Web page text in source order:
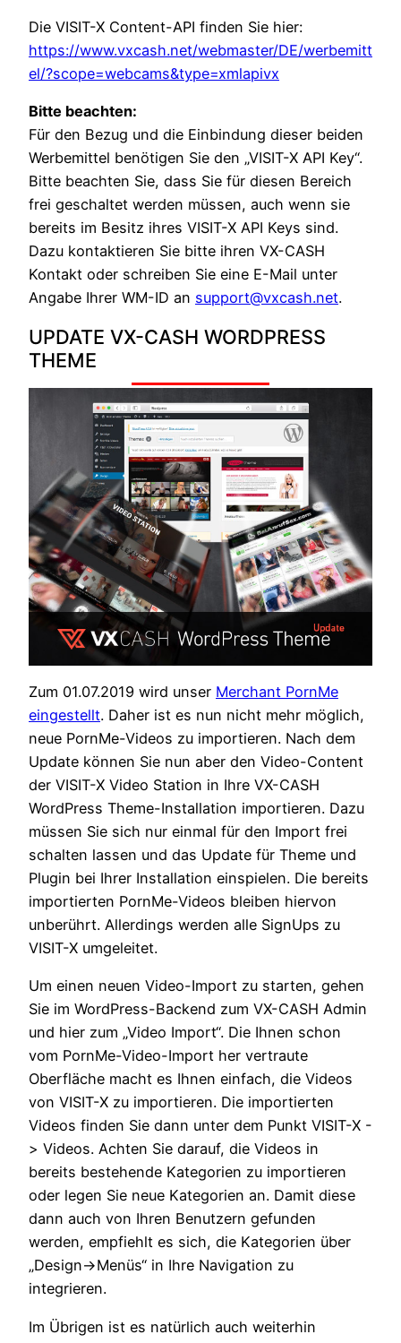
Die VISIT-X Content-API finden Sie hier:
https://www.vxcash.net/webmaster/DE/werbemitt
el/?scope=webcams&type=xmlapivx
Bitte beachten:
Für den Bezug und die Einbindung dieser beiden
Werbemittel benötigen Sie den „VISIT-X API Key“.
Bitte beachten Sie, dass Sie für diesen Bereich
frei geschaltet werden müssen, auch wenn sie
bereits im Besitz ihres VISIT-X API Keys sind.
Dazu kontaktieren Sie bitte ihren VX-CASH
Kontakt oder schreiben Sie eine E-Mail unter
Angabe Ihrer WM-ID an support@vxcash.net.
UPDATE VX-CASH WORDPRESS
THEME
Zum 01.07.2019 wird unser Merchant PornMe
eingestellt. Daher ist es nun nicht mehr möglich,
neue PornMe-Videos zu importieren. Nach dem
Update können Sie nun aber den Video-Content
der VISIT-X Video Station in Ihre VX-CASH
WordPress Theme-Installation importieren. Dazu
müssen Sie sich nur einmal für den Import frei
schalten lassen und das Update für Theme und
Plugin bei Ihrer Installation einspielen. Die bereits
importierten PornMe-Videos bleiben hiervon
unberührt. Allerdings werden alle SignUps zu
VISIT-X umgeleitet.
Um einen neuen Video-Import zu starten, gehen
Sie im WordPress-Backend zum VX-CASH Admin
und hier zum „Video Import“. Die Ihnen schon
vom PornMe-Video-Import her vertraute
Oberfläche macht es Ihnen einfach, die Videos
von VISIT-X zu importieren. Die importierten
Videos finden Sie dann unter dem Punkt VISIT-X -
> Videos. Achten Sie darauf, die Videos in
bereits bestehende Kategorien zu importieren
oder legen Sie neue Kategorien an. Damit diese
dann auch von Ihren Benutzern gefunden
werden, empfiehlt es sich, die Kategorien über
„Design->Menüs“ in Ihre Navigation zu
integrieren.
Im Übrigen ist es natürlich auch weiterhin